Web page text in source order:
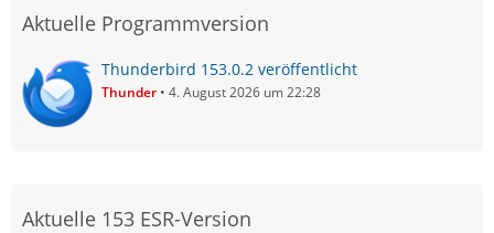
Aktuelle Programmversion
Thunderbird 153.0.2 veröffentlicht
Thunder 4. August 2026 um 22:28
Aktuelle 153 ESR-Version